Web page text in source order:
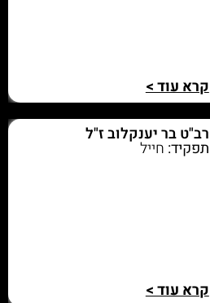
קרא עוד >
רב"ט בר יענקלוב ז"ל
תפקיד: חייל
קרא עוד >